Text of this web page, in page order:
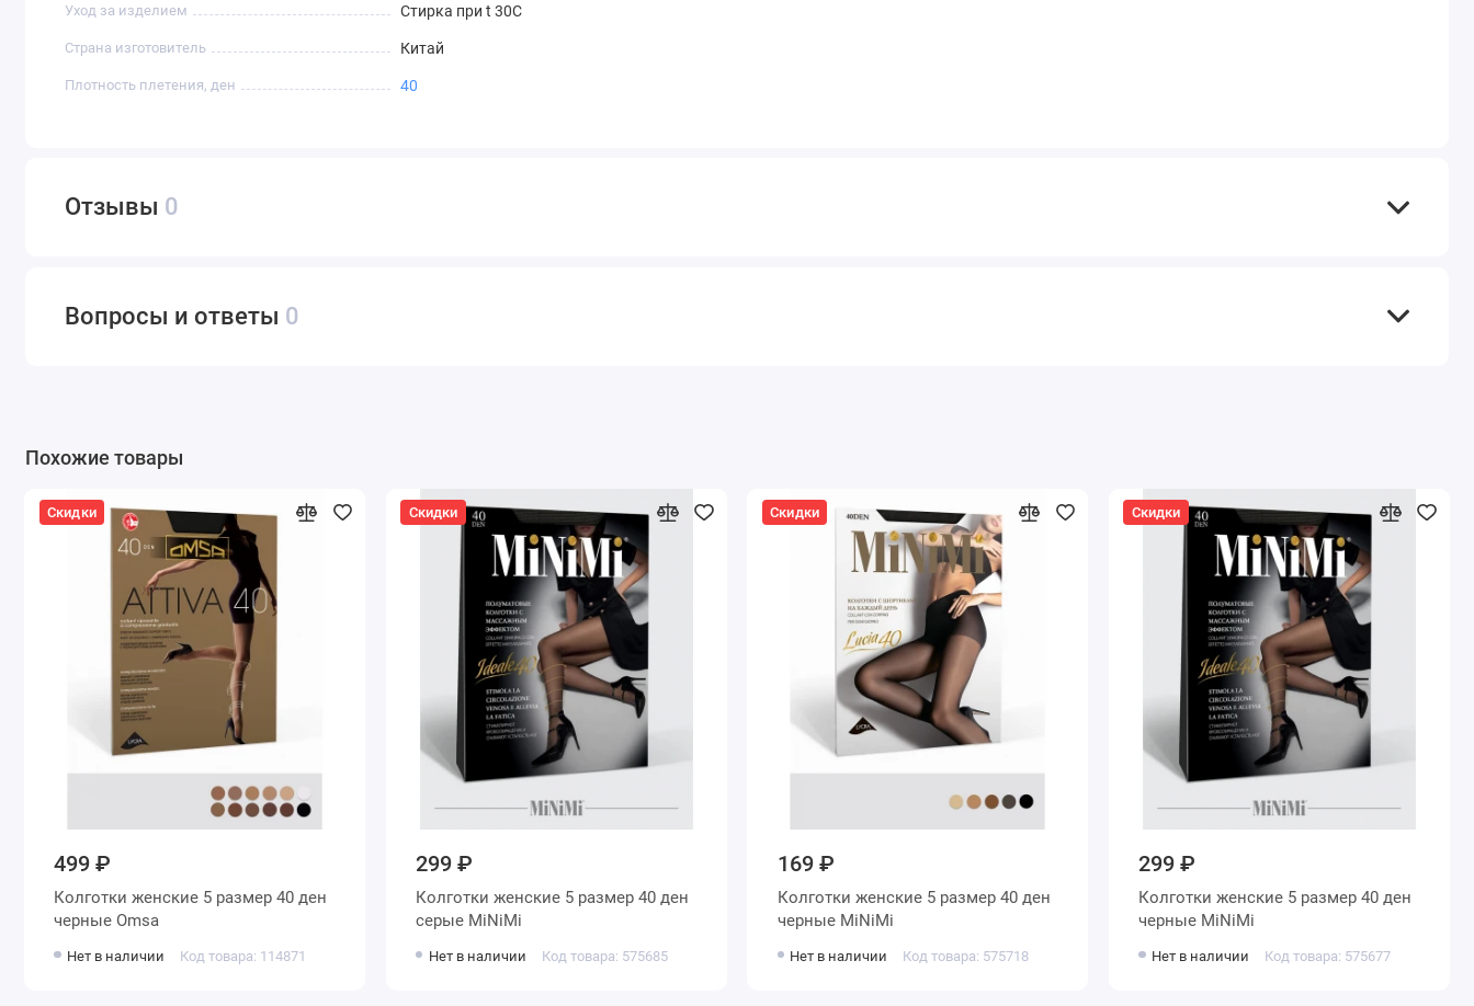
Уход за изделием Стирка при t 30С
Страна изготовитель Китай
Плотность плетения, ден 40
Отзывы 0
Вопросы и ответы 0
Похожие товары
Скидки
499 ₽
Колготки женские 5 размер 40 ден
черные Omsa
Нет в наличии Код товара: 114871
Скидки
299 ₽
Колготки женские 5 размер 40 ден
серые MiNiMi
Нет в наличии Код товара: 575685
Скидки
169 ₽
Колготки женские 5 размер 40 ден
черные MiNiMi
Нет в наличии Код товара: 575718
Скидки
299 ₽
Колготки женские 5 размер 40 ден
черные MiNiMi
Нет в наличии Код товара: 575677